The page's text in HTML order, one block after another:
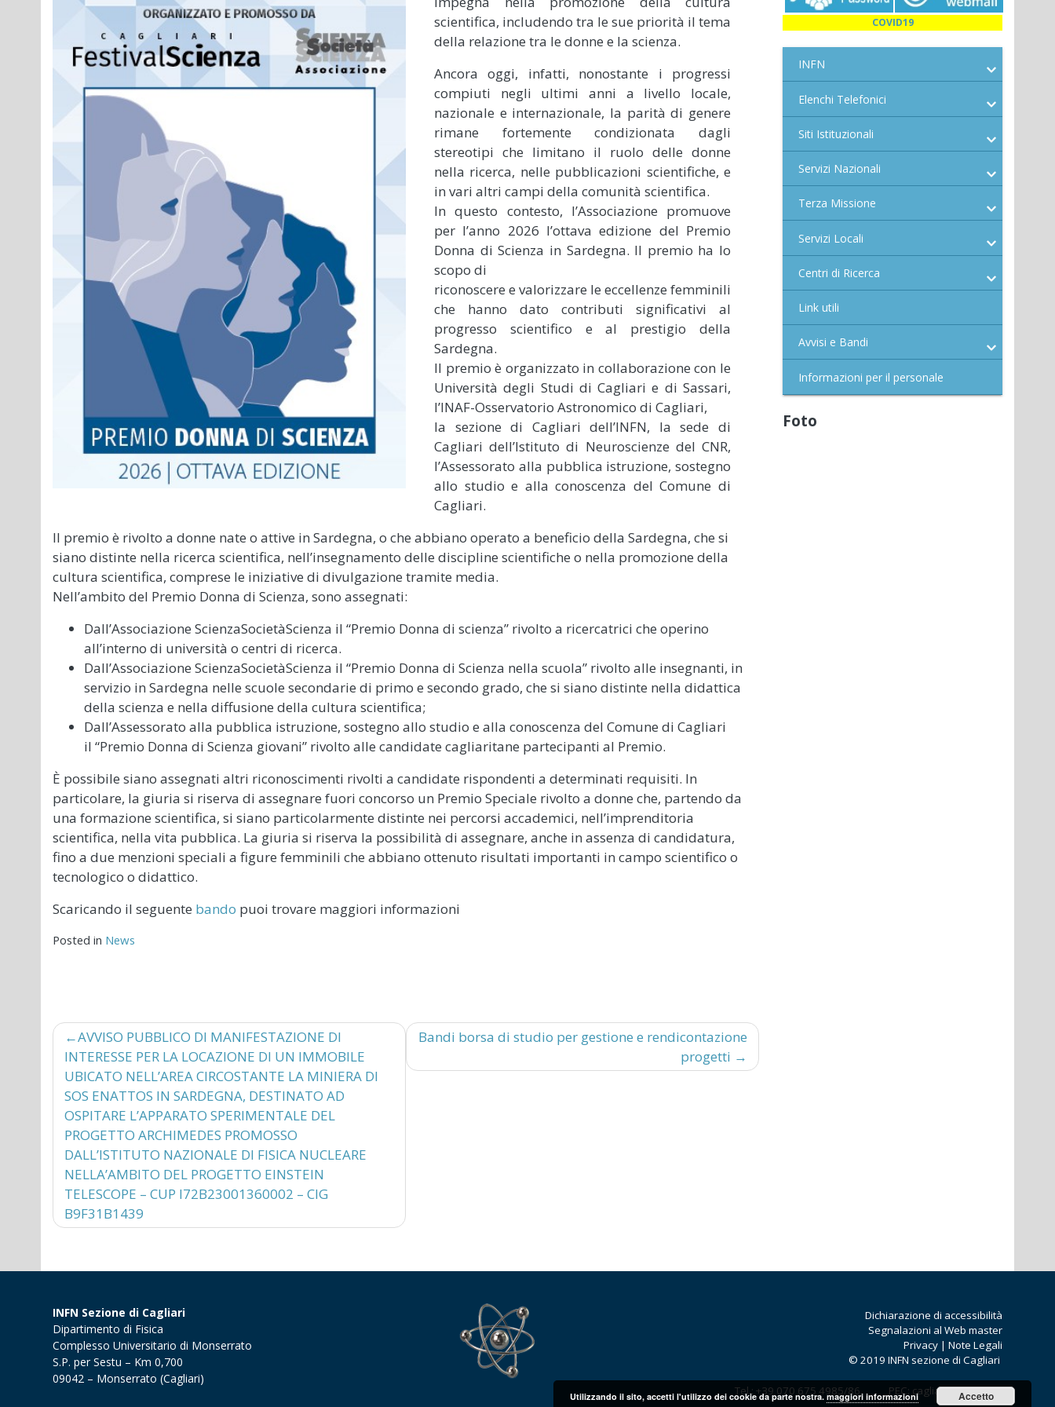
scientifica, includendo tra le sue priorità il tema
della relazione tra le donne e la scienza.
Ancora oggi, infatti, nonostante i progressi
compiuti negli ultimi anni a livello locale,
nazionale e internazionale, la parità di genere
rimane fortemente condizionata dagli
stereotipi che limitano il ruolo delle donne
nella ricerca, nelle pubblicazioni scientifiche, e
in vari altri campi della comunità scientifica.
In questo contesto, l’Associazione promuove
per l’anno 2026 l’ottava edizione del Premio
Donna di Scienza in Sardegna. Il premio ha lo
scopo di
riconoscere e valorizzare le eccellenze femminili
che hanno dato contributi significativi al
progresso scientifico e al prestigio della
Sardegna.
Il premio è organizzato in collaborazione con le
Università degli Studi di Cagliari e di Sassari,
l’INAF-Osservatorio Astronomico di Cagliari,
la sezione di Cagliari dell’INFN, la sede di
Cagliari dell’Istituto di Neuroscienze del CNR,
l’Assessorato alla pubblica istruzione, sostegno
allo studio e alla conoscenza del Comune di
Cagliari.
Il premio è rivolto a donne nate o attive in Sardegna, o che abbiano operato a beneficio della Sardegna, che si
siano distinte nella ricerca scientifica, nell’insegnamento delle discipline scientifiche o nella promozione della
cultura scientifica, comprese le iniziative di divulgazione tramite media.
Nell’ambito del Premio Donna di Scienza, sono assegnati:
Dall’Associazione ScienzaSocietàScienza il “Premio Donna di scienza” rivolto a ricercatrici che operino
all’interno di università o centri di ricerca.
Dall’Associazione ScienzaSocietàScienza il “Premio Donna di Scienza nella scuola” rivolto alle insegnanti, in
servizio in Sardegna nelle scuole secondarie di primo e secondo grado, che si siano distinte nella didattica
della scienza e nella diffusione della cultura scientifica;
Dall’Assessorato alla pubblica istruzione, sostegno allo studio e alla conoscenza del Comune di Cagliari
il “Premio Donna di Scienza giovani” rivolto alle candidate cagliaritane partecipanti al Premio.
È possibile siano assegnati altri riconoscimenti rivolti a candidate rispondenti a determinati requisiti. In
particolare, la giuria si riserva di assegnare fuori concorso un Premio Speciale rivolto a donne che, partendo da
una formazione scientifica, si siano particolarmente distinte nei percorsi accademici, nell’imprenditoria
scientifica, nella vita pubblica. La giuria si riserva la possibilità di assegnare, anche in assenza di candidatura,
fino a due menzioni speciali a figure femminili che abbiano ottenuto risultati importanti in campo scientifico o
tecnologico o didattico.
Scaricando il seguente bando puoi trovare maggiori informazioni
Posted in News
Navigazione
articoli
AVVISO PUBBLICO DI MANIFESTAZIONE DI
INTERESSE PER LA LOCAZIONE DI UN IMMOBILE
UBICATO NELL’AREA CIRCOSTANTE LA MINIERA DI
SOS ENATTOS IN SARDEGNA, DESTINATO AD
OSPITARE L’APPARATO SPERIMENTALE DEL
PROGETTO ARCHIMEDES PROMOSSO
DALL’ISTITUTO NAZIONALE DI FISICA NUCLEARE
NELLA’AMBITO DEL PROGETTO EINSTEIN
TELESCOPE – CUP I72B23001360002 – CIG
B9F31B1439
Bandi borsa di studio per gestione e rendicontazione
progetti
COVID19
INFN
Elenchi Telefonici
Siti Istituzionali
Servizi Nazionali
Terza Missione
Servizi Locali
Centri di Ricerca
Link utili
Avvisi e Bandi
Informazioni per il personale
Foto
INFN Sezione di Cagliari
Dipartimento di Fisica
Complesso Universitario di Monserrato
S.P. per Sestu – Km 0,700
09042 – Monserrato (Cagliari)
Dichiarazione di accessibilità
Segnalazioni al Web master
Privacy| Note Legali
© 2019 INFN sezione di Cagliari
Tel.: +39 070 675 4985/86 PEC: cagliari@pec.infn.it
Utilizzando il sito, accetti l'utilizzo dei cookie da parte nostra. maggiori informazioni Accetto